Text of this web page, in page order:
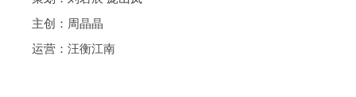
主创：周晶晶
运营：汪衡江南